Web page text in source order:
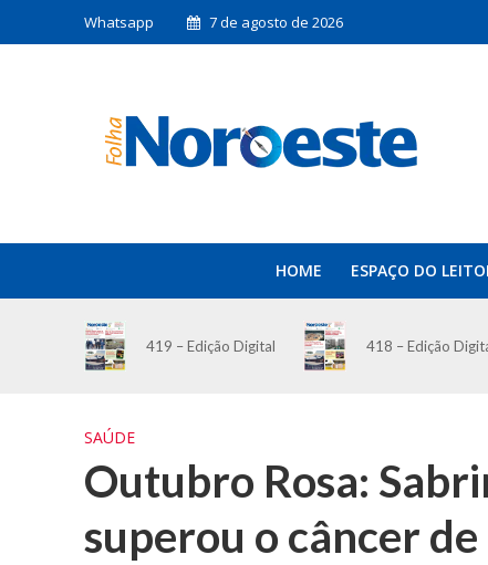
Whatsapp 7 de agosto de 2026
HOME ESPAÇO DO
419 – Edição Digital 418 – Edição
SAÚDE
Outubro Rosa:
superou o câncer